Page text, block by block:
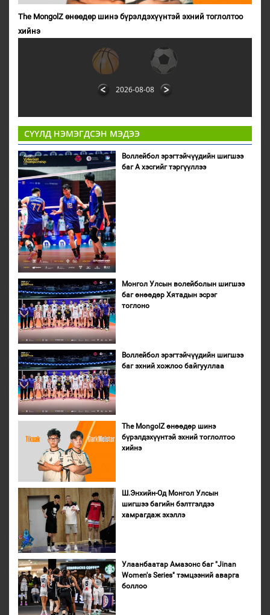
The MongolZ өнөөдөр шинэ бүрэлдэхүүнтэй эхний тоглолтоо
хийнэ
2026-08-08
СҮҮЛД НЭМЭГДСЭН МЭДЭЭ
Воллейбол эрэгтэйчүүдийн шигшээ
баг А хэсгийг тэргүүллээ
Монгол Улсын волейболын шигшээ
баг өнөөдөр Хятадын эсрэг
тоглоно
Воллейбол эрэгтэйчүүдийн шигшээ
баг эхний хожлоо байгууллаа
The MongolZ өнөөдөр шинэ
бүрэлдэхүүнтэй эхний тоглолтоо
хийнэ
Ш.Энхийн-Од Монгол Улсын
шигшээ багийн бэлтгэлдээ
хамрагдаж эхэллэ
Улаанбаатар Амазонс баг "Jinan
Women's Series" тэмцээний аварга
боллоо